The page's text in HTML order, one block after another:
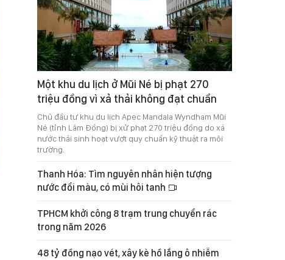
Một khu du lịch ở Mũi Né bị phạt 270
triệu đồng vì xả thải không đạt chuẩn
Chủ đầu tư khu du lịch Apec Mandala Wyndham Mũi
Né (tỉnh Lâm Đồng) bị xử phạt 270 triệu đồng do xả
nước thải sinh hoạt vượt quy chuẩn kỹ thuật ra môi
trường.
Thanh Hóa: Tìm nguyên nhân hiện tượng
nước đổi màu, có mùi hôi tanh
TPHCM khởi công 8 trạm trung chuyển rác
trong năm 2026
48 tỷ đồng nạo vét, xây kè hồ lắng ô nhiễm